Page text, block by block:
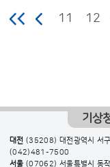
11 12
기상
대전 (35208) 대전광역시 서
(042)481-7500
서울 (07062) 서울특별시 동